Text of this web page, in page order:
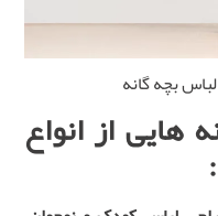
بچه گانه
هایی ازانواع
: